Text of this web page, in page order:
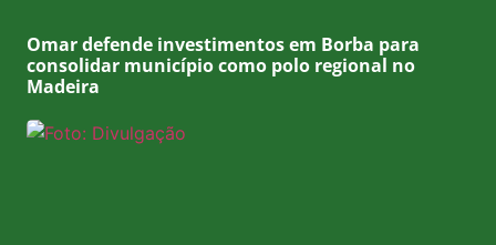
Omar defende investimentos em Borba para
consolidar município como polo regional no
Madeira